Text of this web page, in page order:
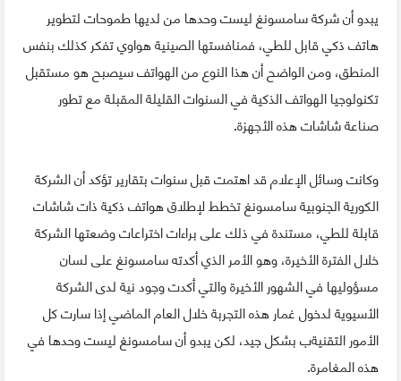
يبدو أن شركة سامسونغ ليست وحدها من لديها طموحات لتطوير
هاتف ذكي قابل للطي، فمنافستها الصينية هواوي تفكر كذلك بنفس
المنطق، ومن الواضح أن هذا النوع من الهواتف سيصبح هو مستقبل
تكنولوجيا الهواتف الذكية في السنوات القليلة المقبلة مع تطور
صناعة شاشات هذه الأجهزة.
وكانت وسائل الإعلام قد اهتمت قبل سنوات بتقارير تؤكد أن الشركة
الكورية الجنوبية سامسونغ تخطط لإطلاق هواتف ذكية ذات شاشات
قابلة للطي، مستندة في ذلك على براءات اختراعات وضعتها الشركة
خلال الفترة الأخيرة، وهو الأمر الذي أكدته سامسونغ على لسان
مسؤوليها في الشهور الأخيرة والتي أكدت وجود نية لدى الشركة
الأسيوية لدخول غمار هذه التجربة خلال العام الماضي إذا سارت كل
الأمور التقنيةب بشكل جيد، لكن يبدو أن سامسونغ ليست وحدها في
هذه المغامرة.